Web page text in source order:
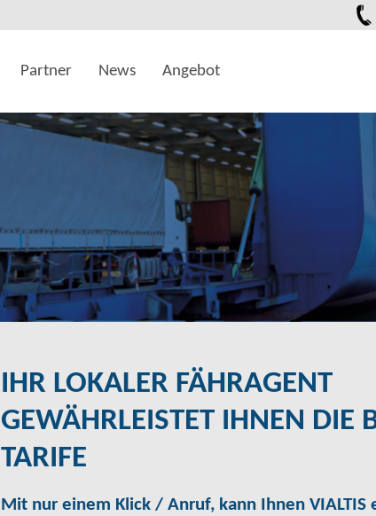
Partner News Angebot
IHR LOKALER FÄHRAGENT
GEWÄHRLEISTET IHNEN DIE
TARIFE
Mit nur einem Klick / Anruf, kann Ihnen VIALTIS